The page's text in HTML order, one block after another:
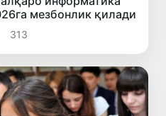
мезбонлик қилади
313